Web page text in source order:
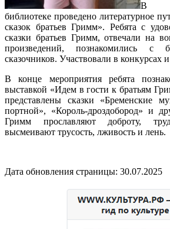
В
библиотеке проведено литературное
сказок братьев Гримм». Ребята с
сказки братьев Гримм, отвечали на
произведений, познакомились с
сказочников. Участвовали в конкурсах
В конце мероприятия ребята
выставкой «Идем в гости к братьям
представлены сказки «Бременские
портной», «Король-дроздобород» и
Гримм прославляют доброту,
высмеивают трусость, лживость и лень.
Дата обновления страницы: 30.07.2025